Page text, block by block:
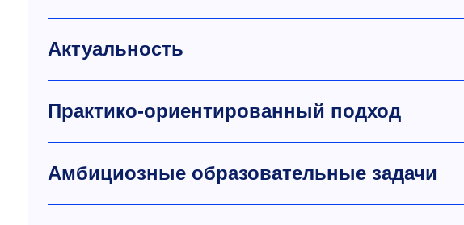
Актуальность
Практико-ориентированный подход
Амбициозные образовательные задачи